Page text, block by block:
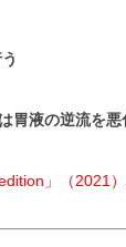
液の逆流を悪
」（2021